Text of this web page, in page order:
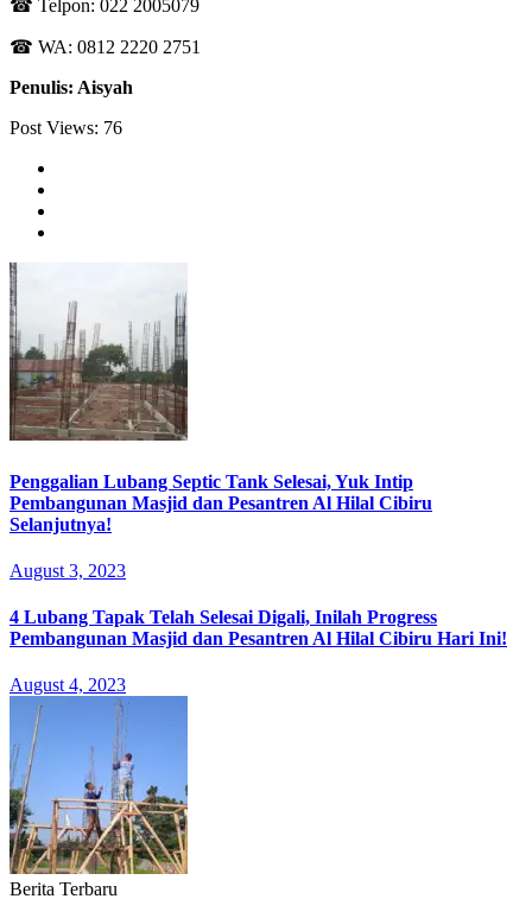
☎ Telpon: 022 2005079
☎ WA: 0812 2220 2751
Penulis: Aisyah
Post Views: 76
Penggalian Lubang Septic Tank Selesai, Yuk Intip
Pembangunan Masjid dan Pesantren Al Hilal Cibiru
Selanjutnya!
August 3, 2023
4 Lubang Tapak Telah Selesai Digali, Inilah Progress
Pembangunan Masjid dan Pesantren Al Hilal Cibiru Hari Ini!
August 4, 2023
Berita Terbaru